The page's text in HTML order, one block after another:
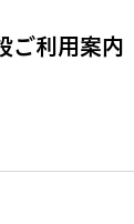
ご利用案内